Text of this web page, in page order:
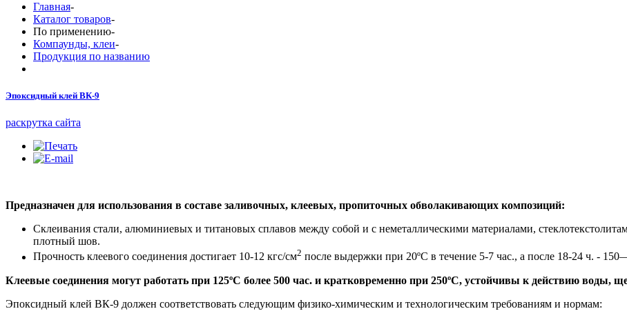
Главная-
Каталог товаров-
По применению-
Компаунды, клеи-
Продукция по названию
Эпоксидный клей ВК-9
раскрутка сайта
Предназначен для использования в составе заливочных, клеевых, пропиточных обволакивающих композиций:
Cклеивания стали, алюминиевых и титановых сплавов между собой и с неметаллическими материалами,
плотный шов.
Прочность клеевого соединения достигает 10-12 кгс/см2 после выдержки при 20ºС в течение 5-7 час., а после 18-24 ч. -
Клеевые соединения могут работать при 125ºС более 500 час. и кратковременно при 250ºС, устойчивы к действию воды,
Эпоксидный клей ВК-9 должен соответствовать следующим физико-химическим и технологическим требованиям и нормам: